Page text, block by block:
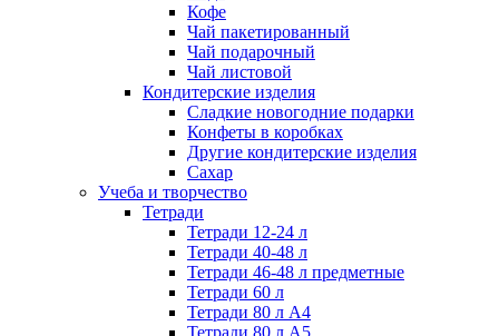
Кофе
Чай пакетированный
Чай подарочный
Чай листовой
Кондитерские изделия
Сладкие новогодние подарки
Конфеты в коробках
Другие кондитерские изделия
Сахар
Учеба и творчество
Тетради
Тетради 12-24 л
Тетради 40-48 л
Тетради 46-48 л предметные
Тетради 60 л
Тетради 80 л А4
Тетради 80 л А5